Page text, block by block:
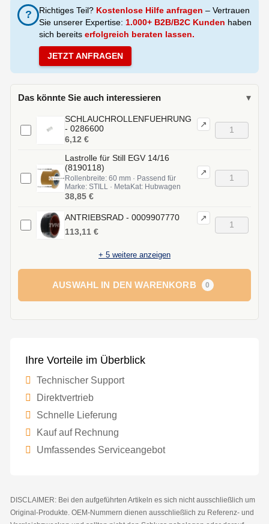
? Richtiges Teil? Kostenlose Hilfe anfragen – Vertrauen
Sie unserer Expertise: 1.000+ B2B/B2C Kunden haben
sich bereits erfolgreich beraten lassen.
JETZT ANFRAGEN
Das könnte Sie auch interessieren ▾
SCHLAUCHROLLENFUEHRUNG
- 0286600
↗
6,12 €
Lastrolle für Still EGV 14/16
(8190118)
Rollenbreite: 60 mm · Passend für
Marke: STILL · MetaKat: Hubwagen
↗
38,85 €
ANTRIEBSRAD - 0009907770 ↗
113,11 €
+ 5 weitere anzeigen
AUSWAHL IN DEN WARENKORB 0
Ihre Vorteile im Überblick
Technischer Support
Direktvertrieb
Schnelle Lieferung
Kauf auf Rechnung
Umfassendes Serviceangebot
DISCLAIMER: Bei den aufgeführten Artikeln es sich nicht ausschließlich um
Original-Produkte. OEM-Nummern dienen ausschließlich zu Referenz- und